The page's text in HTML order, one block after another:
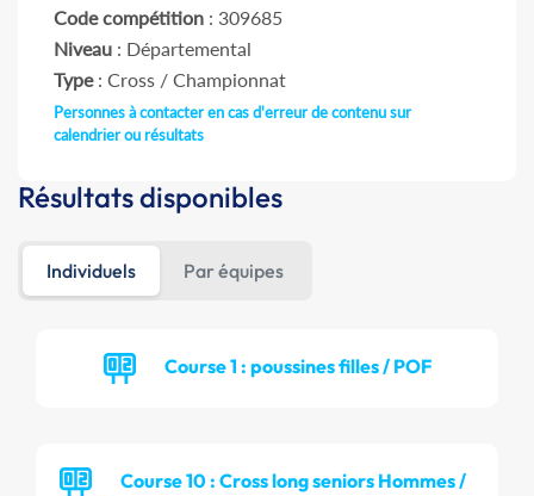
Code compétition : 309685
Niveau : Départemental
Type: Cross / Championnat
Personnes à contacter en cas d'erreur de contenu sur
calendrier ou résultats
Résultats disponibles
Individuels Par équipes
Course 1 : poussines filles / POF
Course 10 : Cross long seniors Hommes /